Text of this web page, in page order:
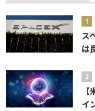
ス
は
イ